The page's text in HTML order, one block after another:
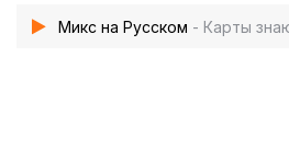
Микс на Русском - Карты